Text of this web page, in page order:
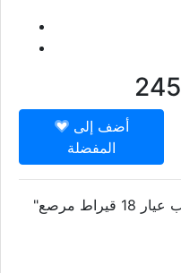
245
أضف إلى
المفضلة
"الله" باللغة العربية بروش من الذهب عيار 18 قيراط مرصع